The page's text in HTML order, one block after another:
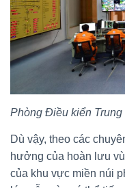
Phòng Điều kiển Trung
Dù vậy, theo các
hưởng của hoàn lưu
của khu vực miền núi